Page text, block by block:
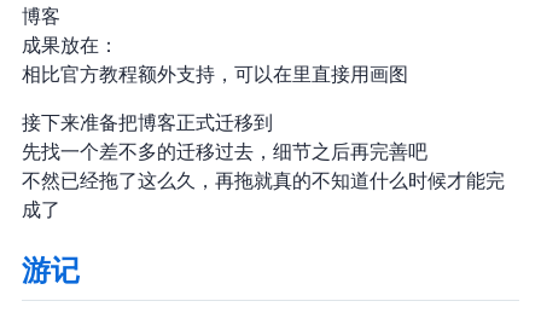
博客
成果放在 GitHub ：
相比官方教程额外支持 ，可以在 Markdown 里直接用 code block 画图
接下来准备把博客正式迁移到 Astro
先找一个差不多的 theme 迁移过去，细节之后再完善吧
不然已经拖了这么久，再拖就真的不知道什么时候才能完
成了
游记